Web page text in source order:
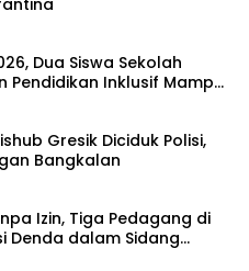
Dua Siswa Sekolah
Pendidikan Inklusif Mampu
Gresik Diciduk Polisi,
Bangkalan
Izin, Tiga Pedagang di
Denda dalam Sidang